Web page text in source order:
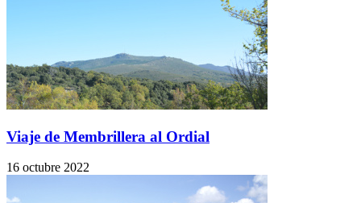
Viaje de Membrillera al Ordial
16 octubre 2022